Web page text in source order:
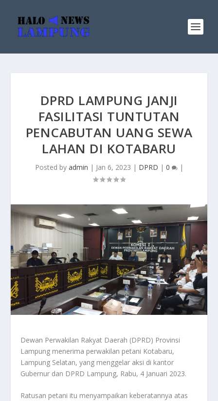
DPRD LAMPUNG JANJI
FASILITASI TUNTUTAN
PENCABUTAN UANG SEWA
LAHAN DI KOTABARU
Posted by admin | Jan 6, 2023 | DPRD | 0 |
Dewan Perwakilan Rakyat Daerah (DPRD) Provinsi
Lampung menerima perwakilan petani Kotabaru,
Lampung Selatan, yang menggelar aksi di kantor
Gubernur dan DPRD Lampung, Rabu, 4 Januari 2023.
Ratusan petani itu menyampaikan keberatannya atas